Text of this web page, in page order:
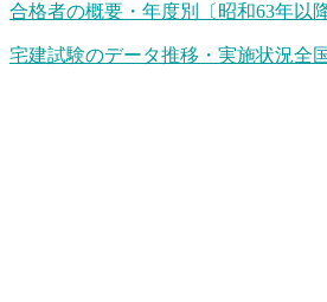
合格者の概要・年度別〔昭和63年以
宅建試験のデータ推移・実施状況